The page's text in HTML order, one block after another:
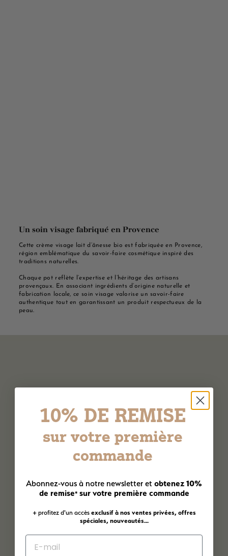
Un soin visage fabriqué en Provence
Cette crème visage lait d’ânesse bio est fabriquée en Provence,
région emblématique du savoir-faire cosmétique inspiré des
traditions naturelles.
Chaque pot reflète l’expertise et l’héritage des artisans
provençaux. En associant ingrédients d’origine naturelle et
fabrication locale, ce soin visage valorise un savoir-faire
authentique tout en garantissant un produit respectueux de la
peau.
10% DE REMISE
sur votre première
commande
Abonnez-vous à notre newsletter et obtenez 10%
de remise*sur votre première commande
+ profitez d'un accès exclusif à nos ventes privées, offres
spéciales, nouveautés...